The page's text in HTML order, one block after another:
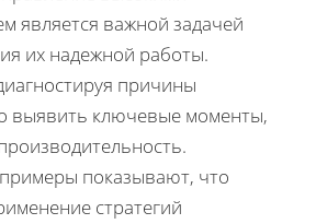
является важной задачей
их надежной работы.
причины
выявить ключевые моменты,
показывают, что
стратегий